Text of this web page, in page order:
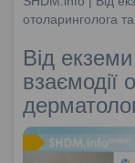
отоларинголога
Від
взаємодії